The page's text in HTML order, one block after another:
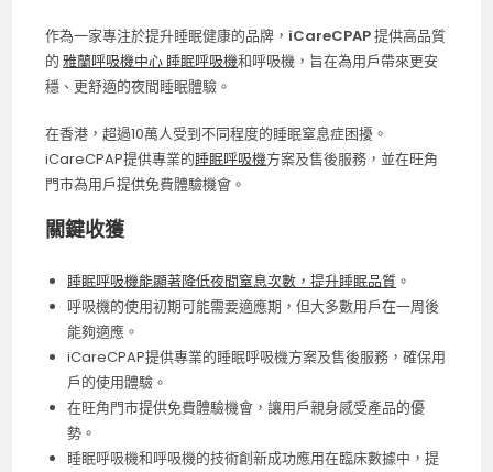
作為一家專注於提升睡眠健康的品牌， iCareCPAP提供高品質
的雅蘭呼吸機中心 睡眠呼吸機和呼吸機，旨在為用戶帶來更安
穩、更舒適的夜間睡眠體驗。
在香港，超過10萬人受到不同程度的睡眠窒息症困擾。
iCareCPAP提供專業的睡眠呼吸機方案及售後服務，並在旺角
門市為用戶提供免費體驗機會。
關鍵收獲
睡眠呼吸機能顯著降低夜間窒息次數，提升睡眠品質 。
呼吸機的使用初期可能需要適應期，但大多數用戶在一周後
能夠適應。
iCareCPAP提供專業的睡眠呼吸機方案及售後服務，確保用
戶的使用體驗。
在旺角門市提供免費體驗機會，讓用戶親身感受產品的優
勢。
睡眠呼吸機和呼吸機的技術創新成功應用在臨床數據中，提